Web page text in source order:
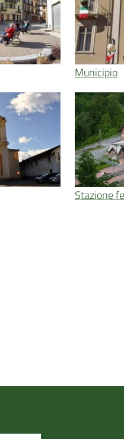
Municipio
Stazione